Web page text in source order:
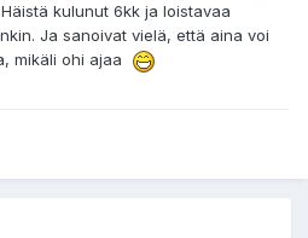
kulunut 6kk ja loistavaa
Ja sanoivat vielä, että aina voi
mikäli ohi ajaa